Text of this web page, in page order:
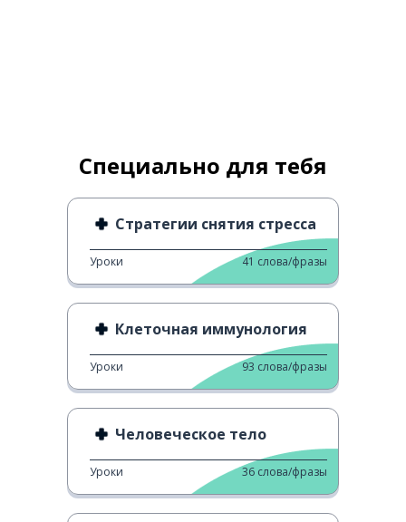
Специально для тебя
Стратегии снятия стресса
Уроки 41 слова/фразы
Клеточная иммунология
Уроки 93 слова/фразы
Человеческое тело
Уроки 36 слова/фразы